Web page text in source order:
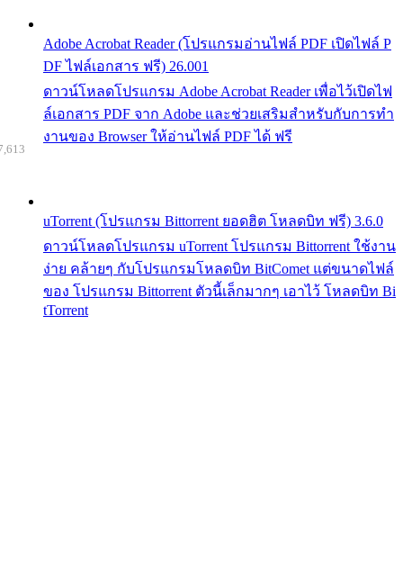
Adobe Acrobat Reader (โปรแกรมอ่านไฟล์ PDF เปิดไฟล์ P
DF ไฟล์เอกสาร ฟรี) 26.001
ดาวน์โหลดโปรแกรม Adobe Acrobat Reader เพื่อไว้เปิดไฟ
ล์เอกสาร PDF จาก Adobe และช่วยเสริมสำหรับกับการทำ
งานของ Browser ให้อ่านไฟล์ PDF ได้ ฟรี
uTorrent (โปรแกรม Bittorrent ยอดฮิต โหลดบิท ฟรี) 3.6.0
ดาวน์โหลดโปรแกรม uTorrent โปรแกรม Bittorrent ใช้งาน
ง่าย คล้ายๆ กับโปรแกรมโหลดบิท BitComet แต่ขนาดไฟล์
ของ โปรแกรม Bittorrent ตัวนี้เล็กมากๆ เอาไว้ โหลดบิท Bi
tTorrent